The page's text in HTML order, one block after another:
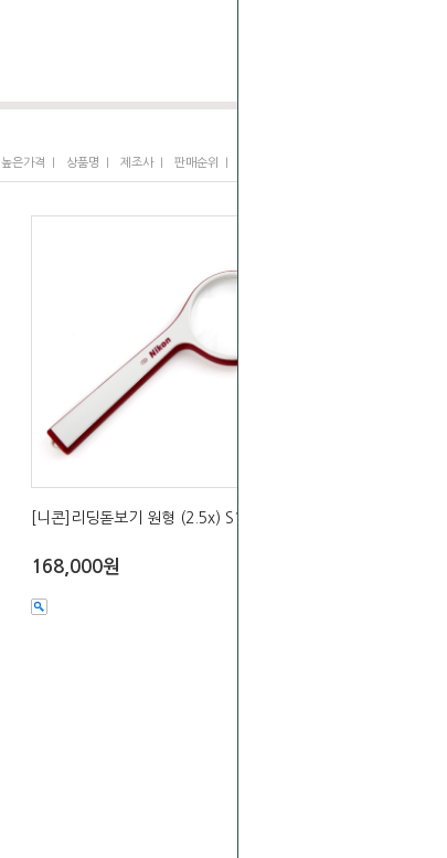
높은가격 상품명 제조사I 판매순위
[니콘]리딩돋보기 원형 (2.5x) S1-10D
168,000원